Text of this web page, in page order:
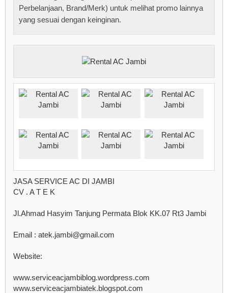
Perbelanjaan, Brand/Merk) untuk melihat promo lainnya
yang sesuai dengan keinginan.
JASA SERVICE AC DI JAMBI
CV . A T E K
Jl.Ahmad Hasyim Tanjung Permata Blok KK.07 Rt3 Jambi
Email : atek.jambi@gmail.com
Website:
www.serviceacjambiblog.wordpress.com
www.serviceacjambiatek.blogspot.com